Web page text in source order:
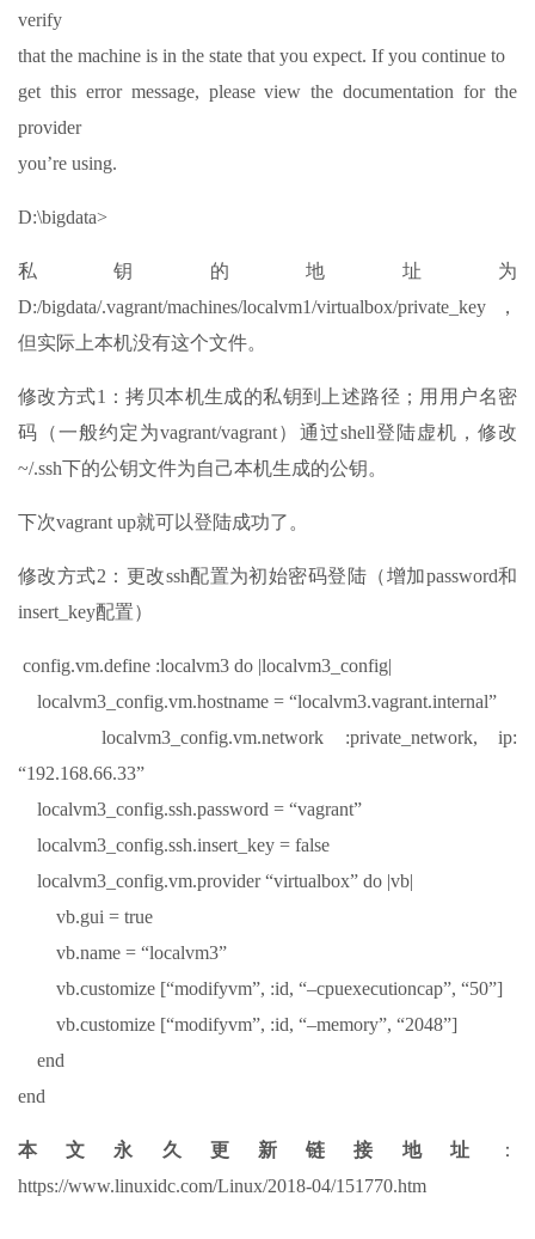
verify
that the machine is in the state that you expect. If you continue to
get this error message, please view the documentation for the
provider
you’re using.
D:\bigdata>
私钥的地址为
D:/bigdata/.vagrant/machines/localvm1/virtualbox/private_key，
但实际上本机没有这个文件。
修改方式1：拷贝本机生成的私钥到上述路径；用用户名密
码（一般约定为vagrant/vagrant）通过shell登陆虚机，修改
~/.ssh下的公钥文件为自己本机生成的公钥。
下次vagrant up就可以登陆成功了。
修改方式2：更改ssh配置为初始密码登陆（增加password和
insert_key配置）
config.vm.define :localvm3 do |localvm3_config|
localvm3_config.vm.hostname = “localvm3.vagrant.internal”
localvm3_config.vm.network :private_network, ip:
“192.168.66.33”
localvm3_config.ssh.password = “vagrant”
localvm3_config.ssh.insert_key = false
localvm3_config.vm.provider “virtualbox” do |vb|
vb.gui = true
vb.name = “localvm3”
vb.customize [“modifyvm”, :id, “–cpuexecutioncap”, “50”]
vb.customize [“modifyvm”, :id, “–memory”, “2048”]
end
end
本文永久更新链接地址
：
https://www.linuxidc.com/Linux/2018-04/151770.htm